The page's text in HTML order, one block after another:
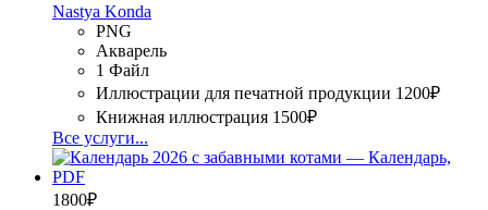
Nastya Konda
PNG
Акварель
1 Файл
Иллюстрации для печатной продукции 1200₽
Книжная иллюстрация 1500₽
Все услуги...
1800₽